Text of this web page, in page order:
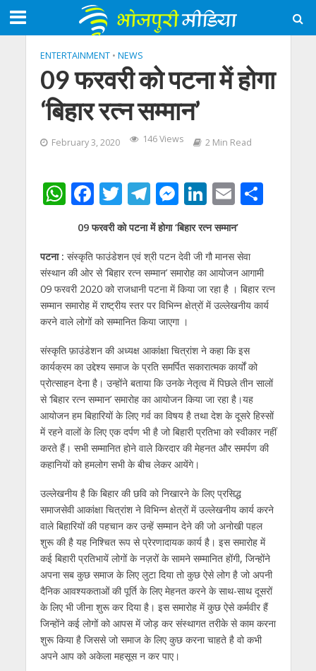
ENTERTAINMENT • NEWS
09 फरवरी को पटना में होगा
‘बिहार रत्न सम्मान’
February 3, 2020 146 Views 2 Min Read
W
h
at
s
A
p
p
F
ac
e
b
o
o
k
T
w
itt
er
T
el
e
gr
a
m
M
e
ss
e
n
g
er
Li
n
k
e
dI
n
E
m
ai
l
S
e
09 फरवरी को पटना में होगा ‘बिहार रत्न सम्मान’
पटना : संस्कृति फाउंडेशन एवं श्री पटन देवी जी गौ मानस सेवा
संस्थान की ओर से ‘बिहार रत्न सम्मान’ समारोह का आयोजन आगामी
09 फरवरी 2020 को राजधानी पटना में किया जा रहा है । बिहार रत्न
सम्मान समारोह में राष्ट्रीय स्तर पर विभिन्न क्षेत्रों में उल्लेखनीय कार्य
करने वाले लोगों को सम्मानित किया जाएगा ।
संस्कृति फ़ाउंडेशन की अध्यक्ष आकांक्षा चित्रांश ने कहा कि इस
कार्यक्रम का उद्देश्य समाज के प्रति समर्पित सकारात्मक कार्यों को
प्रोत्साहन देना है। उन्होंने बताया कि उनके नेतृत्व में पिछले तीन सालों
से ‘बिहार रत्न सम्मान’ समारोह का आयोजन किया जा रहा है।यह
आयोजन हम बिहारियों के लिए गर्व का विषय है तथा देश के दूसरे हिस्सों
में रहने वालों के लिए एक दर्पण भी है जो बिहारी प्रतिभा को स्वीकार नहीं
करते हैं। सभी सम्मानित होने वाले किरदार की मेहनत और समर्पण की
कहानियों को हमलोग सभी के बीच लेकर आयेंगे।
उल्लेखनीय है कि बिहार की छवि को निखारने के लिए प्रसिद्ध
समाजसेवी आकांक्षा चित्रांश ने विभिन्न क्षेत्रों में उल्लेखनीय कार्य करने
वाले बिहारियों की पहचान कर उन्हें सम्मान देने की जो अनोखी पहल
शुरू की है यह निश्चित रूप से प्रेरणादायक कार्य है। इस समारोह में
कई बिहारी प्रतिभायें लोगों के नज़रों के सामने सम्मानित होंगी, जिन्होंने
अपना सब कुछ समाज के लिए लुटा दिया तो कुछ ऐसे लोग है जो अपनी
दैनिक आवश्यकताओं की पूर्ति के लिए मेहनत करने के साथ-साथ दूसरों
के लिए भी जीना शुरू कर दिया है। इस समारोह में कुछ ऐसे कर्मवीर हैं
जिन्होंने कई लोगों को आपस में जोड़ कर संस्थागत तरीके से काम करना
शुरू किया है जिससे जो समाज के लिए कुछ करना चाहते है वो कभी
अपने आप को अकेला महसूस न कर पाए।